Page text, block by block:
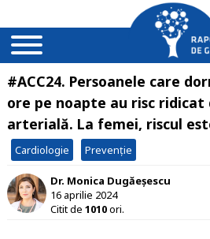
#ACC24. Persoanele care
ore pe noapte au risc ridicat
arterială. La femei, riscul
Cardiologie Prevenție
Dr. Monica Dugăeșescu
16 aprilie 2024
Citit de 1010ori.